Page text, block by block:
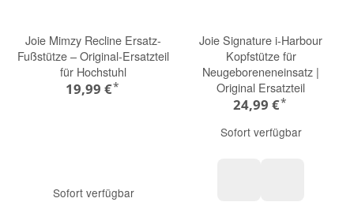
Joie Mimzy Recline Ersatz-
Fußstütze – Original-Ersatzteil
für Hochstuhl
19,99 €*
Sofort verfügbar
Joie Signature i-Harbour
Kopfstütze für
Neugeboreneneinsatz |
Original Ersatzteil
24,99 €*
Sofort verfügbar